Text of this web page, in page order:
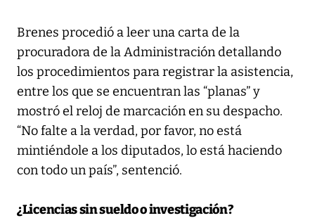
Brenes procedió a leer una carta de la
procuradora de la Administración detallando
los procedimientos para registrar la asistencia,
entre los que se encuentran las “planas” y
mostró el reloj de marcación en su despacho.
“No falte a la verdad, por favor, no está
mintiéndole a los diputados, lo está haciendo
con todo un país”, sentenció.
¿Licencias sin sueldo o investigación?